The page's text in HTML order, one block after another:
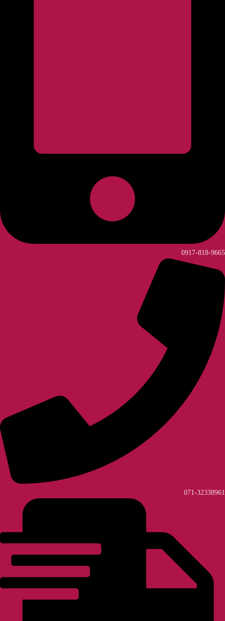
0917-818-9665
071-32338961